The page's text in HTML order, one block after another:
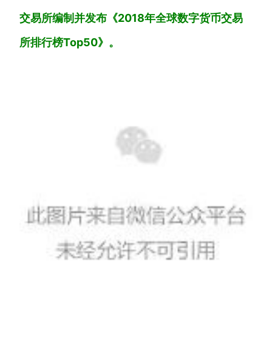
交易所编制并发布《2018年全球数字货币交易
所排行榜Top50》。